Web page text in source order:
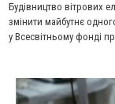
Будівництво вітрових
змінити майбутнє
у Всесвітньому фонді
не лише на природу, а